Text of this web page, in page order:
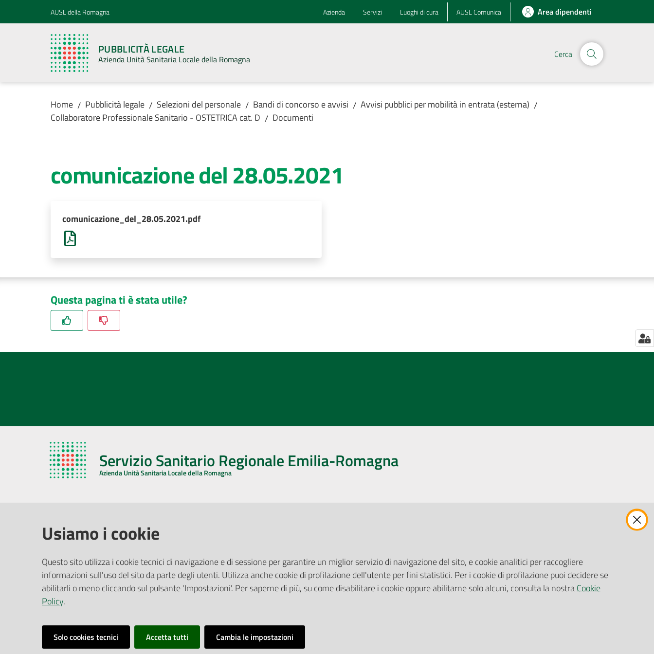
Vai al contenuto
Vai alla navigazioneAUSL della Romagna Azienda Servizi Luoghi di cura AUSL Comunica Area dipendenti
PUBBLICITÀ LEGALE
Azienda Unità Sanitaria Locale della Romagna Cerca
Home / Pubblicità legale / Selezioni del personale / Bandi di concorso e avvisi / Avvisi pubblici per mobilità in entrata (esterna) /
Collaboratore Professionale Sanitario - OSTETRICA cat. D / Documenti
comunicazione del 28.05.2021
comunicazione_del_28.05.2021.pdf
Questa pagina ti è stata utile?
Servizio Sanitario Regionale Emilia-Romagna
Azienda Unità Sanitaria Locale della Romagna
Via De Gasperi, 8 - 48121 Ravenna (RA)
CF/P.IVA:02483810392
PEC:
azienda@pec.auslromagna.it
Ufficio Relazioni con il Pubblico
Riferimenti per la Stampa
Pubblicità legale
Albo Pretorio
Privacy Policy
Attuazione Misure PNRR
Gare e Appalti
Richiesta Patrocinio
Usiamo i cookie
Questo sito utilizza i cookie tecnici di navigazione e di sessione per garantire un miglior servizio di navigazione del sito, e cookie analitici per raccogliere
informazioni sull'uso del sito da parte degli utenti. Utilizza anche cookie di profilazione dell'utente per fini statistici. Per i cookie di profilazione puoi decidere se
abilitarli o meno cliccando sul pulsante 'Impostazioni'. Per saperne di più, su come disabilitare i cookie oppure abilitarne solo alcuni, consulta la nostraCookie
Policy.
Solo cookies tecnici Accetta tutti Cambia le impostazioni